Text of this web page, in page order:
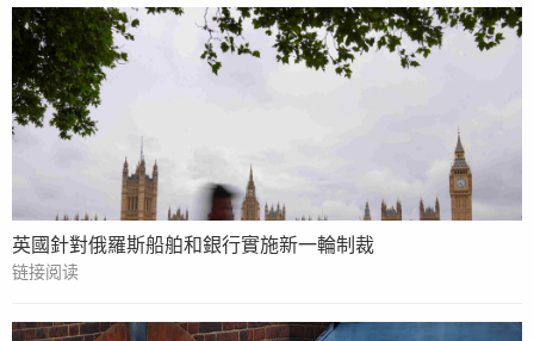
英國針對俄羅斯船舶和銀行實施新一輪制裁
链接阅读